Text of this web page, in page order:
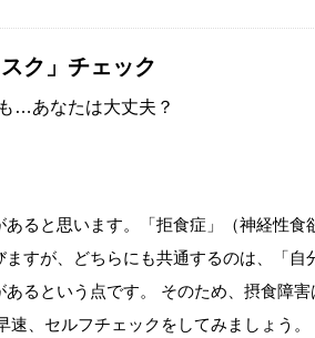
ク」チェック
…あなたは大丈夫？
ると思います。「拒食症」（神経性
すが、どちらにも共通するのは、「自
るという点です。 そのため、摂食障
、セルフチェックをしてみましょう。